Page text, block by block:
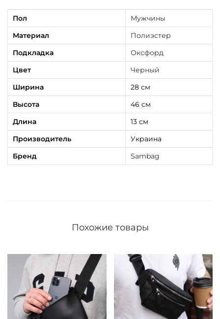
Пол
Мужчины
Материал
Полиэстер
Подкладка
Оксфорд
Цвет
Черный
Ширина
28 см
Высота
46 см
Длина
13 см
Производитель
Украина
Бренд
Sambag
Похожие товары